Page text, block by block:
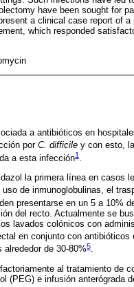
have been sought for
a clinical case report of a
which responded
a antibióticos en
porC. difficile y con esto,
a esta infección1 .
la primera línea en casos
de inmunoglobulinas, el
presentarse en un 5 a 10%
del recto. Actualmente se
lavados colónicos con
en conjunto con antibióticos
alrededor de 30-80%5.
al tratamiento de
(PEG) e infusión anterógrada